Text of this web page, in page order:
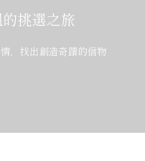
挑選之旅
，找出創造奇蹟的信物